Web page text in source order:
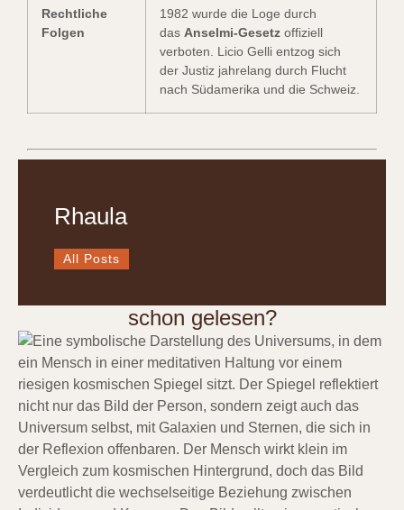
Rechtliche
Folgen
1982 wurde die Loge durch
das Anselmi-Gesetz offiziell
verboten. Licio Gelli entzog sich
der Justiz jahrelang durch Flucht
nach Südamerika und die Schweiz.
Rhaula
All Posts
schon gelesen?